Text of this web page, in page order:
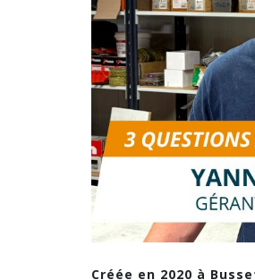
Créée en 2020 à